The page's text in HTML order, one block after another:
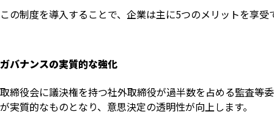
この制度を導入することで、企業は主に5つのメリットを享受
ガバナンスの実質的な強化
取締役会に議決権を持つ社外取締役が過半数を占める監査等
が実質的なものとなり、意思決定の透明性が向上します。